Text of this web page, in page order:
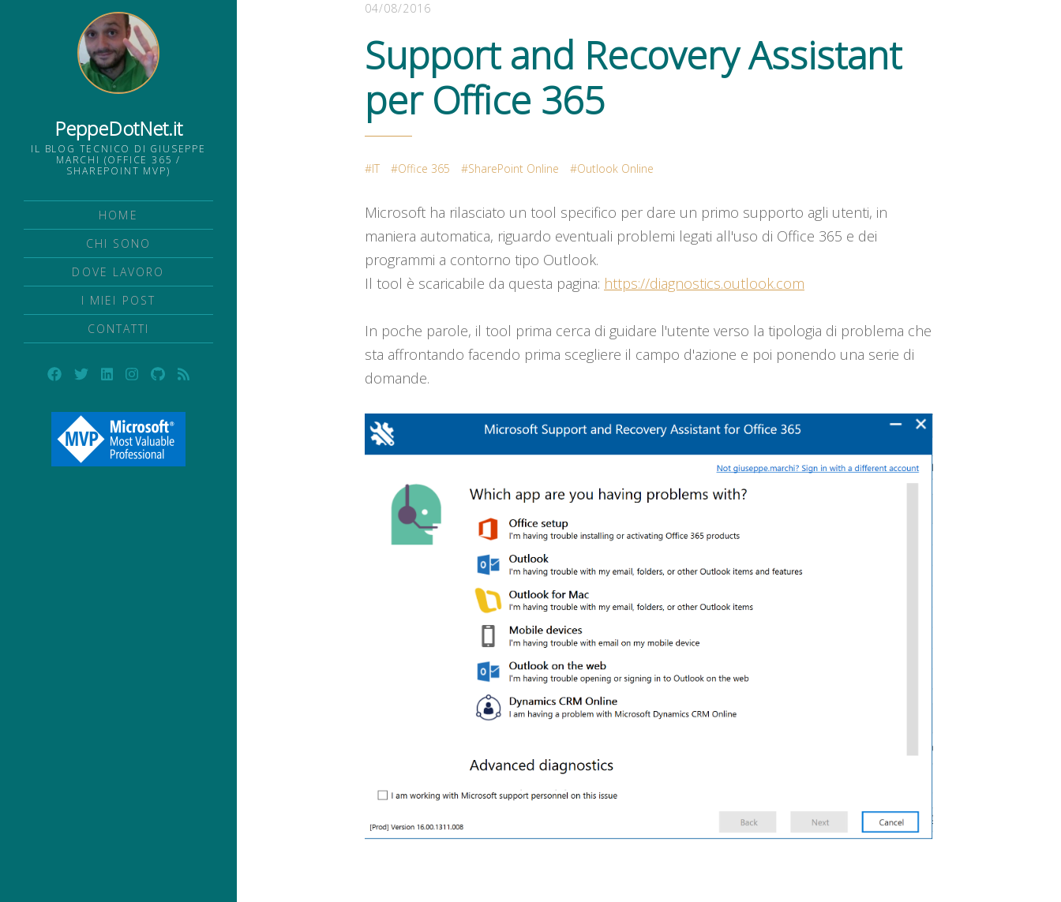
PeppeDotNet.it
IL BLOG TECNICO DI GIUSEPPE
MARCHI (OFFICE 365 /
SHAREPOINT MVP)
HOME
CHI SONO
DOVE LAVORO
I MIEI POST
CONTATTI
04/08/2016
Support and Recovery Assistant
per Office 365
IT Office 365 SharePoint Online Outlook Online
Microsoft ha rilasciato un tool specifico per dare un primo supporto agli utenti, in
maniera automatica, riguardo eventuali problemi legati all'uso di Office 365 e dei
programmi a contorno tipo Outlook.
Il tool è scaricabile da questa pagina: https://diagnostics.outlook.com
In poche parole, il tool prima cerca di guidare l'utente verso la tipologia di problema che
sta affrontando facendo prima scegliere il campo d'azione e poi ponendo una serie di
domande.